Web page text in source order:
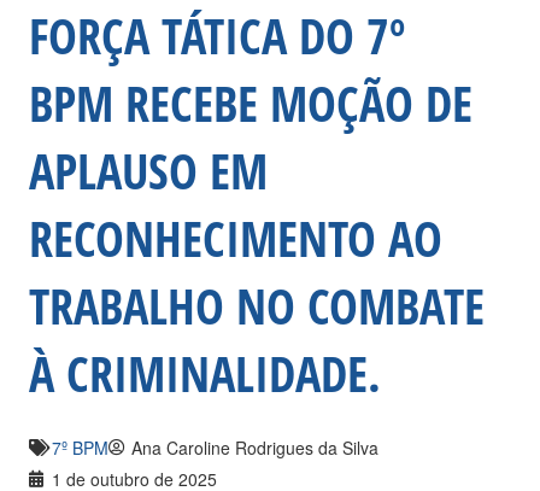
FORÇA TÁTICA DO 7º
BPM RECEBE MOÇÃO DE
APLAUSO EM
RECONHECIMENTO AO
TRABALHO NO COMBATE
À CRIMINALIDADE.
7º BPM
Ana Caroline Rodrigues da Silva
1 de outubro de 2025